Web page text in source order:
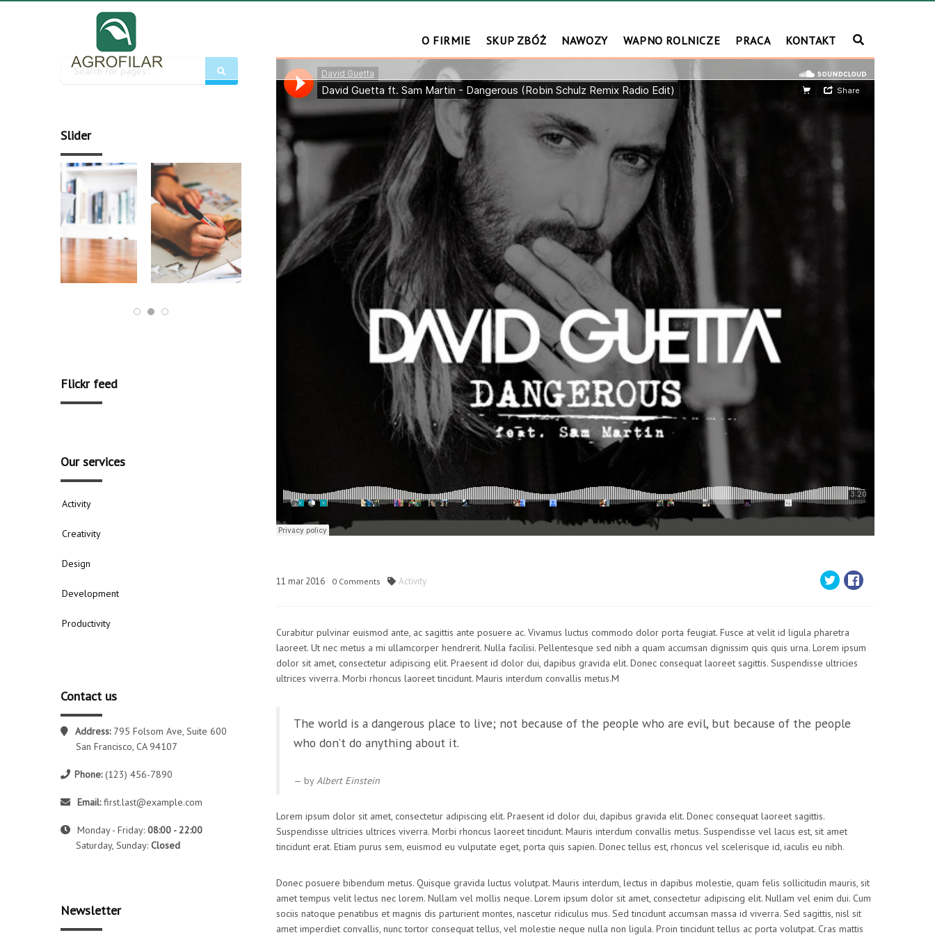
O FIRMIE SKUP ZBÓŻ NAWOZY WAPNO ROLNICZE PRACA KONTAKT
11 mar 2016 0 Comments Activity
Curabitur pulvinar euismod ante, ac sagittis ante posuere ac. Vivamus luctus commodo dolor porta feugiat. Fusce at velit id ligula pharetra
laoreet. Ut nec metus a mi ullamcorper hendrerit. Nulla facilisi. Pellentesque sed nibh a quam accumsan dignissim quis quis urna. Lorem ipsum
dolor sit amet, consectetur adipiscing elit. Praesent id dolor dui, dapibus gravida elit. Donec consequat laoreet sagittis. Suspendisse ultricies
ultrices viverra. Morbi rhoncus laoreet tincidunt. Mauris interdum convallis metus.M
The world is a dangerous place to live; not because of the people who are evil, but because of the people
who don’t do anything about it.
byAlbert Einstein
Lorem ipsum dolor sit amet, consectetur adipiscing elit. Praesent id dolor dui, dapibus gravida elit. Donec consequat laoreet sagittis.
Suspendisse ultricies ultrices viverra. Morbi rhoncus laoreet tincidunt. Mauris interdum convallis metus. Suspendisse vel lacus est, sit amet
tincidunt erat. Etiam purus sem, euismod eu vulputate eget, porta quis sapien. Donec tellus est, rhoncus vel scelerisque id, iaculis eu nibh.
Donec posuere bibendum metus. Quisque gravida luctus volutpat. Mauris interdum, lectus in dapibus molestie, quam felis sollicitudin mauris, sit
amet tempus velit lectus nec lorem. Nullam vel mollis neque. Lorem ipsum dolor sit amet, consectetur adipiscing elit. Nullam vel enim dui. Cum
sociis natoque penatibus et magnis dis parturient montes, nascetur ridiculus mus. Sed tincidunt accumsan massa id viverra. Sed sagittis, nisl sit
amet imperdiet convallis, nunc tortor consequat tellus, vel molestie neque nulla non ligula. Proin tincidunt tellus ac porta volutpat. Cras mattis
Slider
Flickr feed
Our services
Activity
Creativity
Design
Development
Productivity
Contact us
Address:795 Folsom Ave, Suite 600
San Francisco, CA 94107
Phone:(123) 456-7890
Email: first.last@example.com
Monday - Friday: 08:00 - 22:00
Saturday, Sunday: Closed
Newsletter